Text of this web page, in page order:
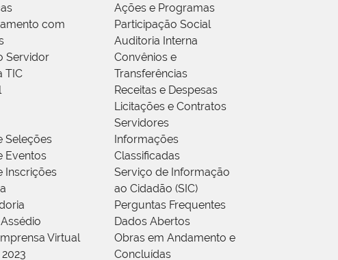
com
Servidor
TIC
Seleções
Eventos
Inscrições
Virtual
Ações e Programas
Participação Social
Auditoria Interna
Convênios e
Transferências
Receitas e Despesas
Licitações e Contratos
Servidores
Informações
Classificadas
Serviço de Informação
ao Cidadão (SIC)
Perguntas Frequentes
Dados Abertos
Obras em Andamento e
Concluídas